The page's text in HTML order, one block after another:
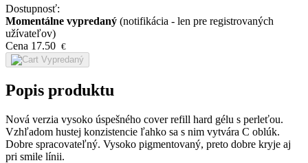
Dostupnosť:
Momentálne vypredaný (notifikácia - len pre registrovaných
užívateľov)
Cena 17.50 €
Vypredaný
Popis produktu
Nová verzia vysoko úspešného cover refill hard gélu s perleťou.
Vzhľadom hustej konzistencie ľahko sa s nim vytvára C oblúk.
Dobre spracovateľný. Vysoko pigmentovaný, preto dobre kryje aj
pri smile línii.